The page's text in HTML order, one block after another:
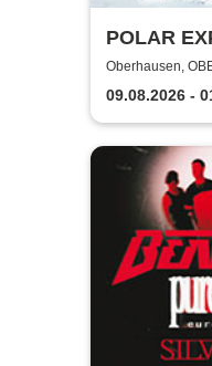
POLAR
immersive
Oberhausen,
09.08.2026 -